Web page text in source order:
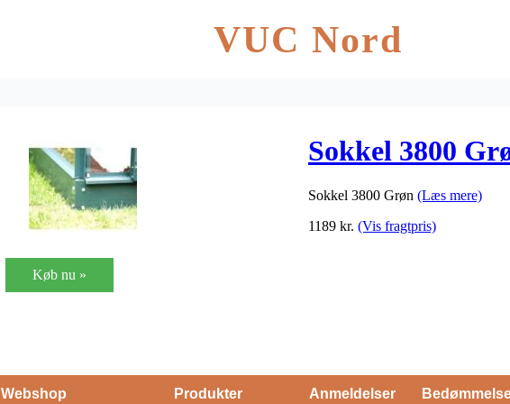
VUC Nord
Sokkel 3800
Sokkel 3800 Grøn (Læs mere)
1189 kr. (Vis fragtpris)
Køb nu »
Webshop Produkter Anmeldelser